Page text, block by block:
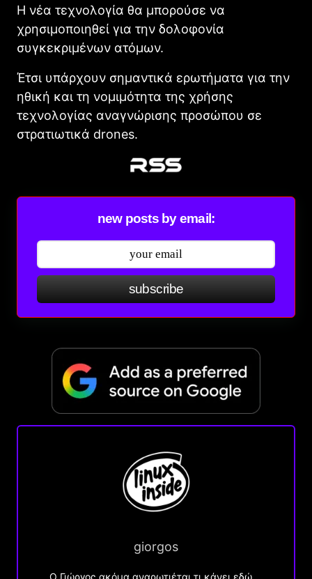
Η νέα τεχνολογία θα μπορούσε να
χρησιμοποιηθεί για την δολοφονία
συγκεκριμένων ατόμων.
Έτσι υπάρχουν σημαντικά ερωτήματα για την
ηθική και τη νομιμότητα της χρήσης
τεχνολογίας αναγνώρισης προσώπου σε
στρατιωτικά drones.
new posts by email:
subscribe
giorgos
Ο Γιώργος ακόμα αναρωτιέται τι κάνει εδώ….